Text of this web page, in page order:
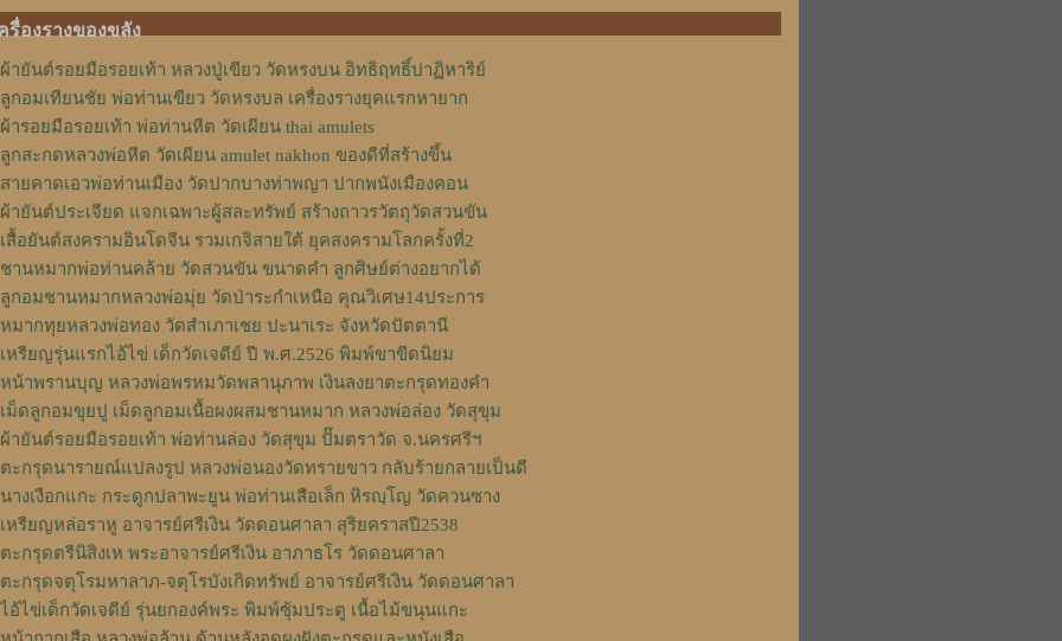
รื่องรางของขลัง
ผ้ายันต์รอยมือรอยเท้า หลวงปู่เขียว วัดหรงบน อิทธิฤทธิ์ปาฏิหาริย์
ลูกอมเทียนชัย พ่อท่านเขียว วัดหรงบล เครื่องรางยุคแรกหายาก
ผ้ารอยมือรอยเท้า พ่อท่านหีต วัดเผียน thai amulets
ลูกสะกดหลวงพ่อหีต วัดเผียน amulet nakhon ของดีที่สร้างขึ้น
สายคาดเอวพ่อท่านเมือง วัดปากบางท่าพญา ปากพนังเมืองคอน
ผ้ายันต์ประเจียด แจกเฉพาะผู้สละทรัพย์ สร้างถาวรวัตถุวัดสวนขัน
เสื้อยันต์สงครามอินโดจีน รวมเกจิสายใต้ ยุคสงครามโลกครั้งที่2
ชานหมากพ่อท่านคล้าย วัดสวนขัน ขนาดคำ ลูกศิษย์ต่างอยากได้
ลูกอมชานหมากหลวงพ่อมุ่ย วัดป่าระกำเหนือ คุณวิเศษ14ประการ
หมากทุยหลวงพ่อทอง วัดสำเภาเชย ปะนาเระ จังหวัดปัตตานี
เหรียญรุ่นแรกไอ้ไข่ เด็กวัดเจดีย์ ปี พ.ศ.2526 พิมพ์ขาขีดนิยม
หน้าพรานบุญ หลวงพ่อพรหมวัดพลานุภาพ เงินลงยาตะกรุดทองคำ
เม็ดลูกอมขุยปู เม็ดลูกอมเนื้อผงผสมชานหมาก หลวงพ่อล่อง วัดสุขุม
ผ้ายันต์รอยมือรอยเท้า พ่อท่านล่อง วัดสุขุม ปั๊มตราวัด จ.นครศรีฯ
ตะกรุดนารายณ์แปลงรูป หลวงพ่อนองวัดทรายขาว กลับร้ายกลายเป็นดี
นางเงือกแกะ กระดูกปลาพะยูน พ่อท่านเสือเล็ก หิรญฺโญ วัดควนซาง
เหรียญหล่อราหู อาจารย์ศรีเงิน วัดดอนศาลา สุริยคราสปี2538
ตะกรุดตรีนิสิงเห พระอาจารย์ศรีเงิน อาภาธโร วัดดอนศาลา
ตะกรุดจตุโรมหาลาภ-จตุโรบังเกิดทรัพย์ อาจารย์ศรีเงิน วัดดอนศาลา
ไอ้ไข่เด็กวัดเจดีย์ รุ่นยกองค์พระ พิมพ์ซุ้มประตู เนื้อไม้ขนุนแกะ